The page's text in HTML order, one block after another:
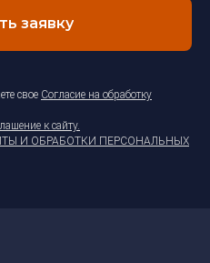
заявку
свое Согласие на обработку
к сайту.
И ОБРАБОТКИ ПЕРСОНАЛЬНЫХ